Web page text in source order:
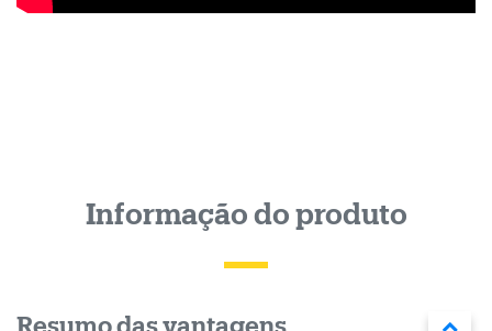
Informação do produto